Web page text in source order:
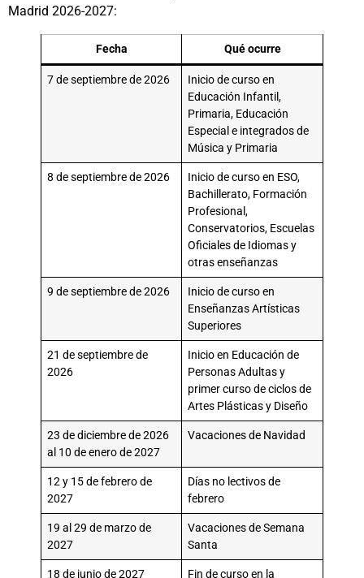
Madrid 2026-2027:
Fecha Qué ocurre
7 de septiembre de 2026
Inicio de curso en
Educación Infantil,
Primaria, Educación
Especial e integrados de
Música y Primaria
8 de septiembre de 2026
Inicio de curso en ESO,
Bachillerato, Formación
Profesional,
Conservatorios, Escuelas
Oficiales de Idiomas y
otras enseñanzas
9 de septiembre de 2026
Inicio de curso en
Enseñanzas Artísticas
Superiores
21 de septiembre de
2026
Inicio en Educación de
Personas Adultas y
primer curso de ciclos de
Artes Plásticas y Diseño
23 de diciembre de 2026
al 10 de enero de 2027
Vacaciones de Navidad
12 y 15 de febrero de
2027
Días no lectivos de
febrero
19 al 29 de marzo de
2027
Vacaciones de Semana
Santa
18 de junio de 2027
Fin de curso en la